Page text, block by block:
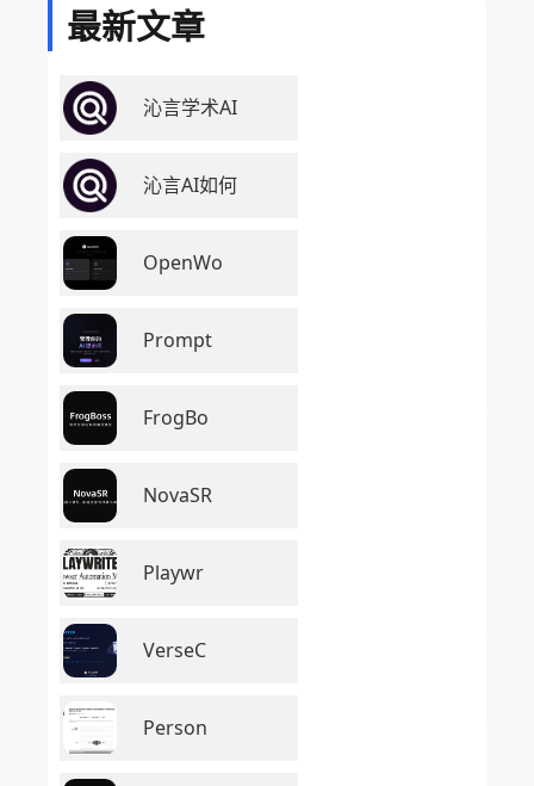
最新文章
沁言学术AI
沁言AI如何
OpenWo
Prompt
FrogBo
NovaSR
Playwr
VerseC
Person